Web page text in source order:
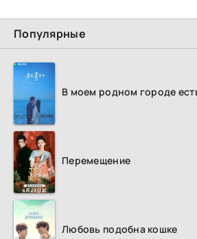
Популярные
В моем родном городе
Перемещение
Любовь подобна кошке